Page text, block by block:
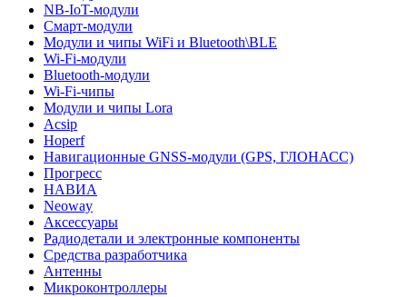
NB-IoT-модули
Смарт-модули
Модули и чипы WiFi и Bluetooth\BLE
Wi-Fi-модули
Bluetooth-модули
Wi-Fi-чипы
Модули и чипы Lora
Acsip
Hoperf
Навигационные GNSS-модули (GPS, ГЛОНАСС)
Прогресс
НАВИА
Neoway
Аксессуары
Радиодетали и электронные компоненты
Средства разработчика
Антенны
Микроконтроллеры